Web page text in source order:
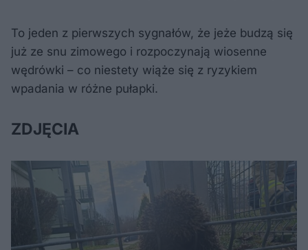
To jeden z pierwszych sygnałów, że jeże budzą się
już ze snu zimowego i rozpoczynają wiosenne
wędrówki – co niestety wiąże się z ryzykiem
wpadania w różne pułapki.
ZDJĘCIA